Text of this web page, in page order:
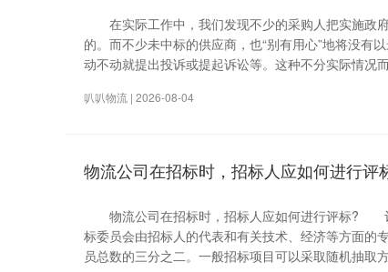
在实际工作中，我们发现不少的采购人把实施政
的。而不少未中标的供应商，也“别有用心”地将没有
动不动就提出投诉或提起诉讼等。这种不分实际情况
叭叭物流 | 2026-08-04
物流公司在招标时，招标人应如何进行评
物流公司在招标时，招标人应如何进行评标?
标委员会由招标人的代表和有关技术、经济等方面的
员总数的三分之二。一般招标项目可以采取随机抽